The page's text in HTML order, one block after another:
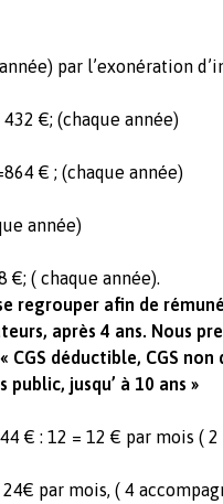
par l’exonération
€; (chaque année)
€ ; (chaque année)
année)
€; ( chaque année).
regrouper afin de
après 4 ans. Nous
CGS déductible, CGS non
public, jusqu’ à 10 ans »
€ : 12 = 12 € par mois (
par mois, ( 4